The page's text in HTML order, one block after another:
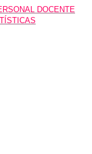
DOCENTE